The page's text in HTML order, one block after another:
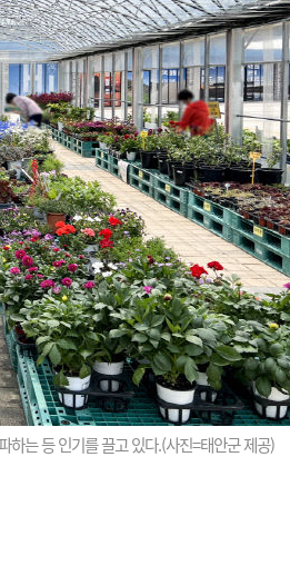
하는 등 인기를 끌고 있다.(사진=태안군 제공)